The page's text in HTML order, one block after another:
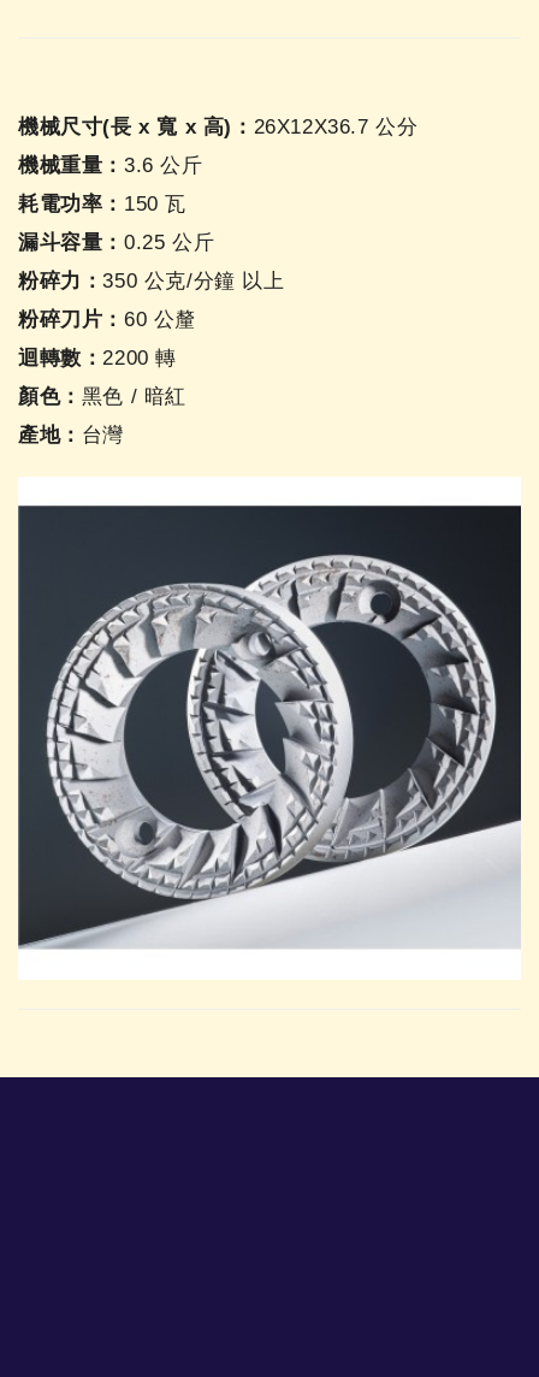
機械尺寸(長 x 寬 x 高)： 26X12X36.7 公分
機械重量： 3.6 公斤
耗電功率： 150 瓦
漏斗容量： 0.25 公斤
粉碎力：350 公克/分鐘 以上
粉碎刀片： 60 公釐
迴轉數：2200 轉
顏色： 黑色 / 暗紅
產地： 台灣